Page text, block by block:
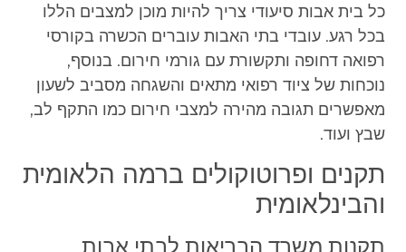
כל בית אבות סיעודי צריך להיות מוכן למצבים הללו
בכל רגע. עובדי בתי האבות עוברים הכשרה בקורסי
רפואה דחופה ותקשורת עם גורמי חירום. בנוסף,
נוכחות של ציוד רפואי מתאים והשגחה מסביב לשעון
מאפשרים תגובה מהירה למצבי חירום כמו התקף לב,
שבץ ועוד.
תקנים ופרוטוקולים ברמה הלאומית
והבינלאומית
תקנות משרד הבריאות לבתי אבות